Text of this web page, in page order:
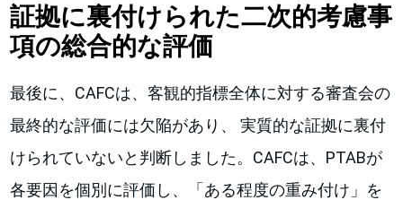
証拠に裏付けられた二次的考慮事
項の総合的な評価
最後に、CAFCは、客観的指標全体に対する審査会の
最終的な評価には欠陥があり、 実質的な証拠に裏付
けられていないと判断しました。CAFCは、PTABが
各要因を個別に評価し、「ある程度の重み付け」を